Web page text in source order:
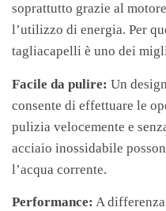
soprattutto grazie al
l’utilizzo di energia. Per
tagliacapelli è uno dei
Facile da pulire: Un
consente di effettuare le
pulizia velocemente e
acciaio inossidabile
l’acqua corrente.
Performance: A